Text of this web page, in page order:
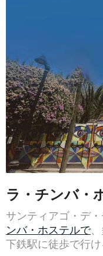
ラ・チンバ・
サンティアゴ・デ
ンバ・ホステルで
下鉄駅に徒歩で行け